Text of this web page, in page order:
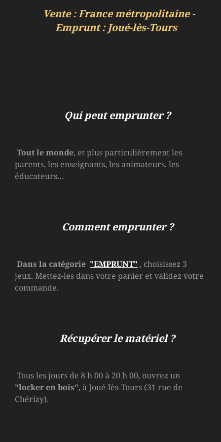
Vente : France métropolitaine -
Emprunt : Joué-lès-Tours
Qui peut emprunter ?
Tout le monde, et plus particulièrement les
parents, les enseignants, les animateurs, les
éducateurs…
Comment emprunter ?
Dans la catégorie "EMPRUNT" , choisissez 3
jeux. Mettez-les dans votre panier et validez votre
commande.
Récupérer le matériel ?
Tous les jours de 8 h 00 à 20 h 00, ouvrez un
"locker en bois", à Joué-lès-Tours (31 rue de
Chérizy).